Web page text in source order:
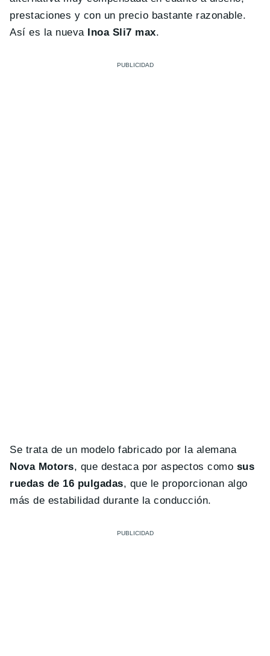
prestaciones y con un precio bastante razonable.
Así es la nueva
Inoa Sli7 max.
Se trata de un modelo fabricado por la alemana
Nova Motors, que destaca por aspectos como sus
ruedas de 16 pulgadas, que le proporcionan algo
más de estabilidad durante la conducción.